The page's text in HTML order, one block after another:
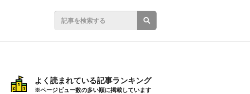
よく読まれている記事ランキング
※ページビュー数の多い順に掲載しています